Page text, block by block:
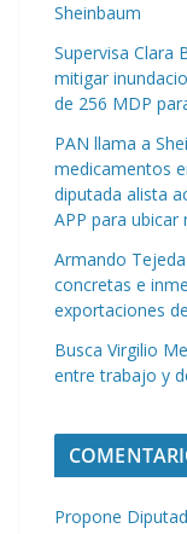
Sheinbaum
Supervisa Clara
mitigar
de 256 MDP
PAN llama a
medicamentos
diputada alista
APP para
Armando
concretas e
exportaciones
Busca Virgilio
entre trabajo y
Propone